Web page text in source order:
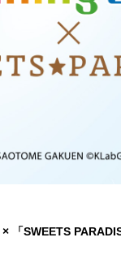
「SWEETS